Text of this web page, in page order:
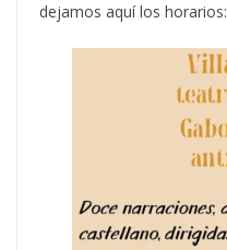
dejamos aquí los horarios: